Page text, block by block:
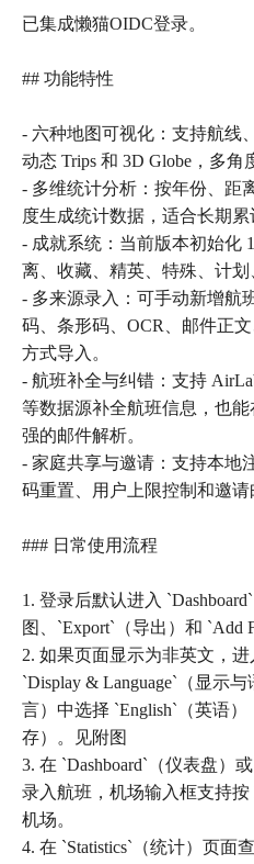
已集成懒猫OIDC登录。
## 功能特性
- 六种地图可视化：支持航线
动态 Trips 和 3D Globe，多角
- 多维统计分析：按年份、距
度生成统计数据，适合长期累
- 成就系统：当前版本初始化
离、收藏、精英、特殊、计划
- 多来源录入：可手动新增航
码、条形码、OCR、邮件正文
方式导入。
- 航班补全与纠错：支持
等数据源补全航班信息，也
强的邮件解析。
- 家庭共享与邀请：支持本地
码重置、用户上限控制和邀请
### 日常使用流程
1. 登录后默认进入
图、`Export`（导出）和 `Add
2. 如果页面显示为非英文，
`Display & Language`（显示
言）中选择 `English`（英语）
存）。见附图
3. 在 `Dashboard`（仪表盘）
录入航班，机场输入框支持
机场。
4. 在 `Statistics`（统计）页面